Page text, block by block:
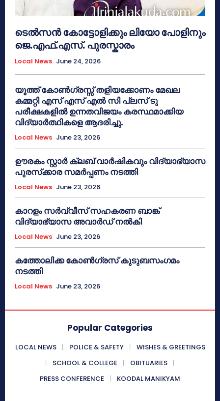
ടെൽസൻ കോട്ടോളിക്കും ലിയോ പോളിനും
ജെ.എഫ്.എസ്. പുരസ്കാരം
Local News June 24, 2026
യൂത്ത് കോൺഗ്രസ്സ് തളിയക്കോണം മേഖല
കമ്മറ്റി എസ് എസ് എൽ സി പ്ലസ് ടു
പരീക്ഷകളിൽ ഉന്നതവിജയം കരസ്ഥമാക്കിയ
വിദ്യാർത്ഥികളെ ആദരിച്ചു.
Local News June 23, 2026
ഊരകം സ്റ്റാർ ക്ലബ് വാർഷികവും വിദ്യാഭ്യാസ
പുരസ്‌ക്കാര സമർപ്പണം നടത്തി
Local News June 23, 2026
കാറളം സർവ്വീസ് സഹകരണ ബാങ്ക്
വിദ്യാഭ്യാസ അവാർഡ് നൽകി
Local News June 23, 2026
കത്തോലിക്ക കോൺഗ്രസ് കുടുബസംഗമം
നടത്തി
Local News June 23, 2026
Popular Categories
LOCAL NEWS POLICE & SAFETY
WISHES & GREETINGS
SCHOOL & COLLEGE
OBITUARIES
PRESS CONFERENCE
KOODAL MANIKYAM